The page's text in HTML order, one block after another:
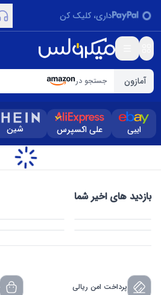
داری، کلیک کن
آمازون جستجو در
ایبی علی اکسپرس شین
بازدید های اخیر شما
پرداخت امن ریالی